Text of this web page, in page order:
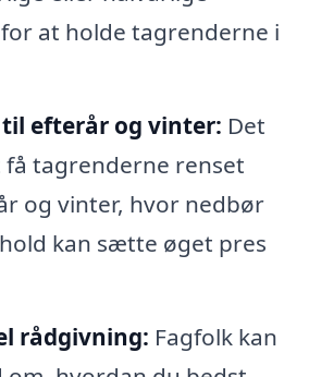
at holde tagrenderne i
efterår og vinter: Det
tagrenderne renset
og vinter, hvor nedbør
kan sætte øget pres
rådgivning: Fagfolk kan